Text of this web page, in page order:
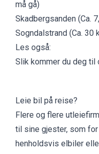
må gå)
Skadbergsanden (Ca.
Sogndalstrand (Ca. 30
Les også:
Slik kommer du deg til
Leie bil på reise?
Flere og flere
til sine gjester, som
henholdsvis elbiler